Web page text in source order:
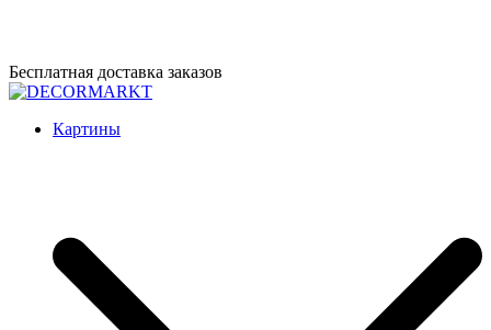
Перейти
к
Бесплатная доставка заказов
DECORMARKT
Картины для интерьера ручной работы
Картины